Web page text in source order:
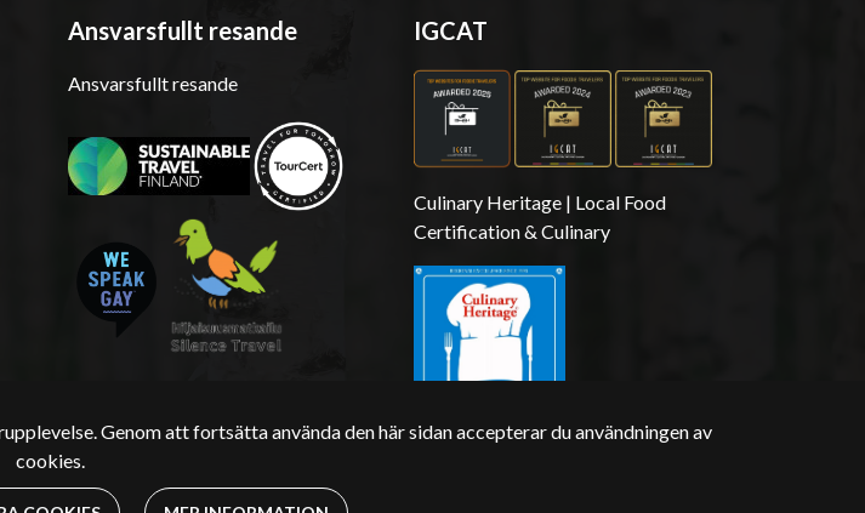
Genom att fortsätta använda den här sidan accepterar du användningen av
cookies.
Ansvarsfullt resande
Ansvarsfullt resande
IGCAT
Culinary Heritage | Local Food
Certification & Culinary